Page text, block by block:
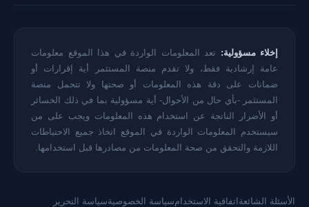
إخلاء مسؤولية: تعد المعلومات الواردة في هذا الموقع معلومات
عامة إرشادية فقط، ولا تقدم منصة المستثمر أية إقرارات أو
ضمانات على دقة هذه المعلومات أو صحتها ولا تتحمل منصة
المستثمر -بأي حال من الأحوال- أية مسؤولية بما في ذلك الخسائر
أو الأضرار الناتجة عن استخدام هذه المعلومات ويجب على من
سيستخدم المعلومات الواردة في الموقع اتخاذ جميع الاحتياطات
اللازمة والتحقق من صحة المعلومات من مصادرها قبل استخدامها.
الأسئلة الشائعة اتفاقية الاستخدامسياسة الخصوصيةسياسة التحرير